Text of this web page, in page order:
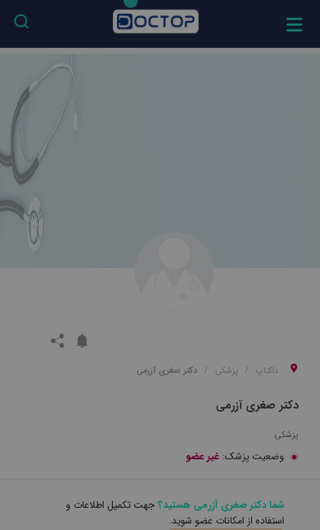
داکتاپ پزشکی دکتر صغری آزرمی
دکتر صغری آزرمی
پزشکی
وضعیت پزشک: غیر عضو
شما دکتر صغری آزرمی هستید؟جهت تکمیل اطلاعات و
استفاده از امکانات عضو شوید.